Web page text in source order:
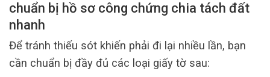
chuẩn bị hồ sơ công chứng chia tách đất
nhanh
Để tránh thiếu sót khiến phải đi lại nhiều lần, bạn
cần chuẩn bị đầy đủ các loại giấy tờ sau: